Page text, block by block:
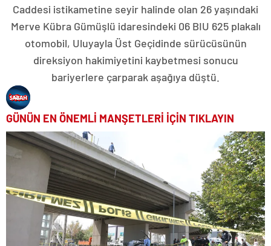
Caddesi istikametine seyir halinde olan 26 yaşındaki
Merve Kübra Gümüşlü idaresindeki 06 BIU 625 plakalı
otomobil, Uluyayla Üst Geçidinde sürücüsünün
direksiyon hakimiyetini kaybetmesi sonucu
bariyerlere çarparak aşağıya düştü.
GÜNÜN EN ÖNEMLİ MANŞETLERİ İÇİN TIKLAYIN